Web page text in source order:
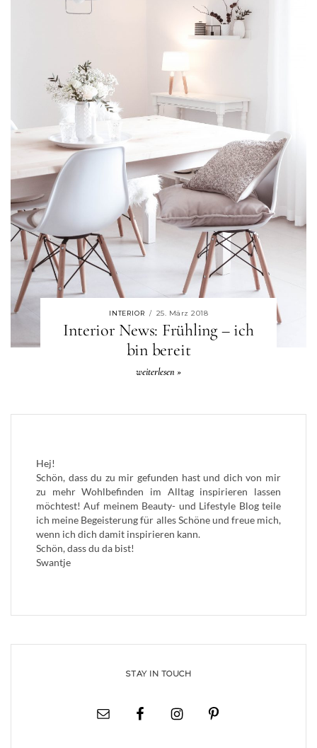
INTERIOR / 25. März 2018
Interior News: Frühling – ich
bin bereit
weiterlesen »
Hej!
Schön, dass du zu mir gefunden hast und dich von mir
zu mehr Wohlbefinden im Alltag inspirieren lassen
möchtest! Auf meinem Beauty- und Lifestyle Blog teile
ich meine Begeisterung für alles Schöne und freue mich,
wenn ich dich damit inspirieren kann.
Schön, dass du da bist!
Swantje
STAY IN TOUCH